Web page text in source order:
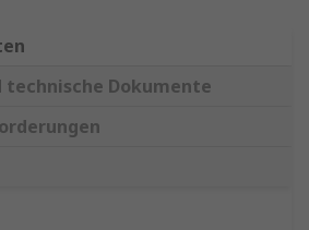
technische Dokumente